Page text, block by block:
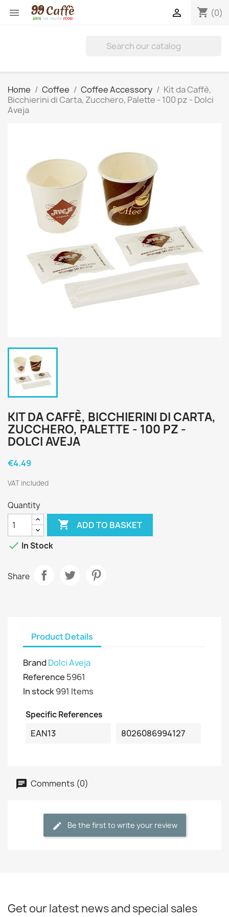
 shopping_cart (0)

Home Coffee Coffee Accessory
Kit da Caffè,
Bicchierini di Carta, Zucchero, Palette - 100 pz - Dolci
Aveja
KIT DA CAFFÈ, BICCHIERINI DI CARTA,
ZUCCHERO, PALETTE - 100 PZ -
DOLCI AVEJA
€4.49
VAT included
Quantity
 ADD TO BASKET
 In Stock
Share
Product Details
Brand Dolci Aveja
Reference 5961
In stock991 Items
Specific References
EAN13 8026086994127
Comments (0)
Be the first to write your review
Get our latest news and special sales